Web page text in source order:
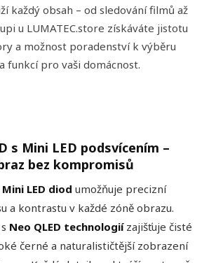
každý obsah – od sledování filmů až
u LUMATEC.store získáváte jistotu
a možnost poradenství k výběru
funkcí pro vaši domácnost.
s Mini LED podsvícením –
bez kompromisů
Mini LED diod umožňuje precizní
a kontrastu v každé zóně obrazu.
Neo QLED technologiízajišťuje čisté
černé a naturalističtější zobrazení